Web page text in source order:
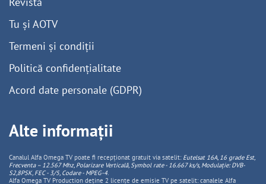
Tu și AOTV
Termeni și condiții
Politică confidențialitate
Acord date personale (GDPR)
Alte informații
Canalul Alfa Omega TV poate fi recepționat gratuit via satelit: Eutelsat 16A, 16 grade Est,
Frecventa – 12.567 Mhz, PolarizareVerticală, Symbol rate - 16.667 ks/s, Modulație: DVB-
S2,8PSK, FEC - 3/5, Codare - MPEG-4.
Alfa Omega TV Production deține 2 licențe de emisie TV pe satelit: canalele Alfa